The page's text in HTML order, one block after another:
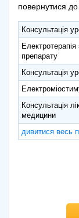
повернутися
Консультація
препарату
Консультація
Консультація
медицини
дивитися весь